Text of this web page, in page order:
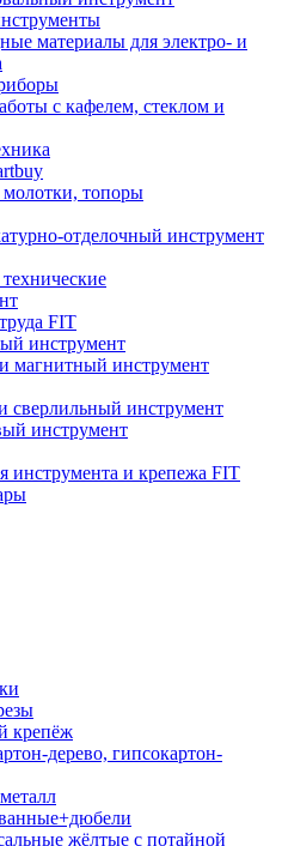
материалы для электро- и
с кафелем, стеклом и
топоры
отделочный инструмент
FIT
инструмент
магнитный инструмент
сверлильный инструмент
инструмент
инструмента и крепежа FIT
крепёж
дерево, гипсокартон-
жёлтые с потайной